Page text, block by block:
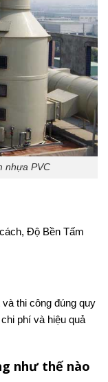
nhựa PVC
Độ Bền Tấm
thi công đúng quy
phí và hiệu quả
như thế nào